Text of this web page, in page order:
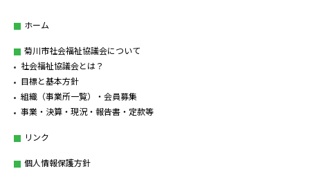
ホーム
菊川市社会福祉協議会について
社会福祉協議会とは？
目標と基本方針
組織（事業所一覧）・会員募集
事業・決算・現況・報告書・定款等
リンク
個人情報保護方針